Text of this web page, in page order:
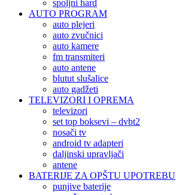
spoljni hard
AUTO PROGRAM
auto plejeri
auto zvučnici
auto kamere
fm transmiteri
auto antene
blutut slušalice
auto gadžeti
TELEVIZORI I OPREMA
televizori
set top boksevi – dvbt2
nosači tv
android tv adapteri
daljinski upravljači
antene
BATERIJE ZA OPŠTU UPOTREBU
punjive baterije